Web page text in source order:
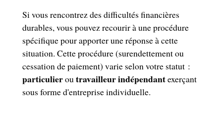
Si vous rencontrez des difficultés financières
durables, vous pouvez recourir à une procédure
spécifique pour apporter une réponse à cette
situation. Cette procédure (surendettement ou
cessation de paiement) varie selon votre statut :
particulierou travailleur indépendantexerçant
sous forme d'entreprise individuelle.